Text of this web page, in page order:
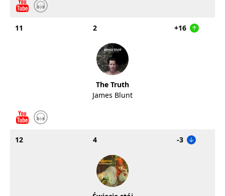
11 2 +16
The Truth
James Blunt
12 4 -3